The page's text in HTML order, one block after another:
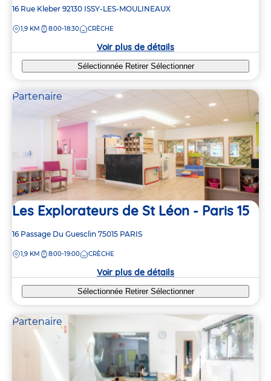
Adresse
la
16 Rue Kleber 92130 ISSY-LES-MOULINEAUX
DISTANCE
1,9 KM 8:00-18:30 CRÈCHE
Voir plus de détails
Sélectionnée Retirer Sélectionner
Partenaire
Les Explorateurs de St Léon - Paris 15
Adresse
la
16 Passage Du Guesclin 75015 PARIS
DISTANCE
1,9 KM 8:00-19:00 CRÈCHE
Voir plus de détails
Sélectionnée Retirer Sélectionner
Partenaire